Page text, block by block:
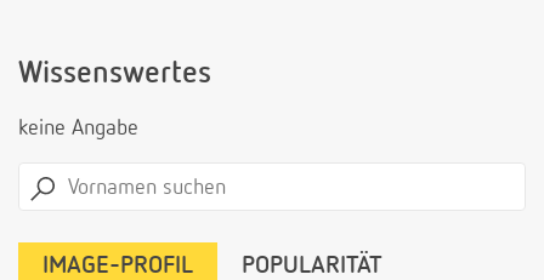
Wissenswertes
keine Angabe
IMAGE-PROFIL POPULARITÄT